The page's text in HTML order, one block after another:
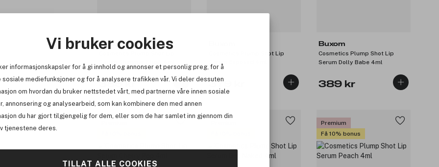
Vi bruker cookies
informasjonskapsler for å gi innhold og annonser et personlig preg, for å
sosiale mediefunksjoner og for å analysere trafikken vår. Vi deler dessuten
om hvordan du bruker nettstedet vårt, med partnerne våre innen sosiale
annonsering og analysearbeid, som kan kombinere den med annen
du har gjort tilgjengelig for dem, eller som de har samlet inn gjennom din
tjenestene deres.
TILLAT ALLE COOKIES
Buxom
389 kr
Cosmetics Plump Shot Lip
Serum Exposed 4ml
379 kr
Buxom
Cosmetics Plump Shot Lip
Serum Dolly Babe 4ml
389 kr
Premium
Få 10% bonus